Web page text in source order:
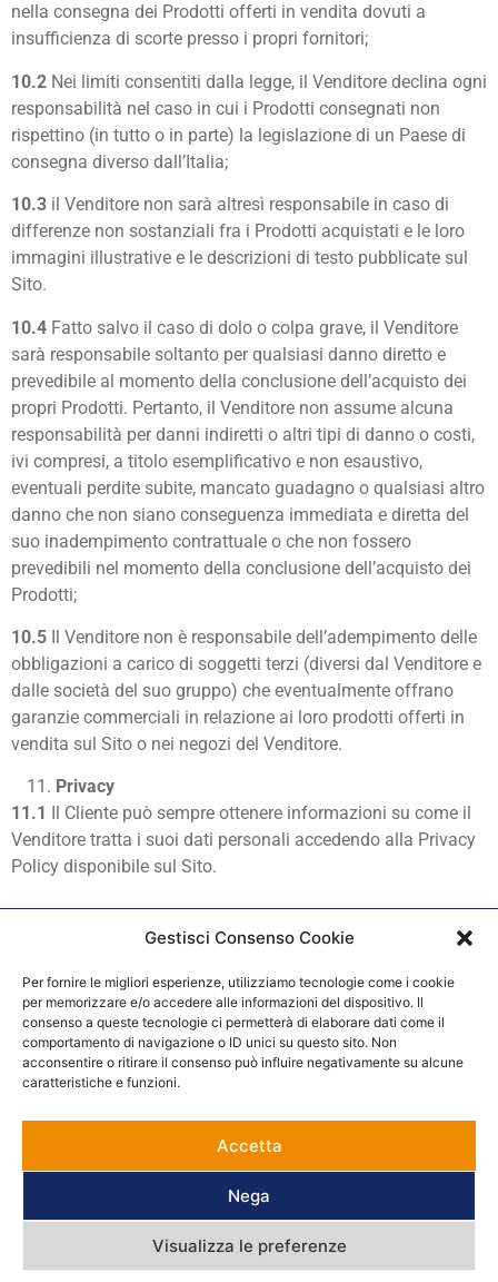
Gestisci Consenso Cookie
Per fornire le migliori esperienze, utilizziamo tecnologie come i cookie
per memorizzare e/o accedere alle informazioni del dispositivo. Il
consenso a queste tecnologie ci permetterà di elaborare dati come il
comportamento di navigazione o ID unici su questo sito. Non
acconsentire o ritirare il consenso può influire negativamente su alcune
caratteristiche e funzioni.
Accetta
Nega
Visualizza le preferenze
nella consegna dei Prodotti offerti in vendita dovuti a
insufficienza di scorte presso i propri fornitori;
10.2 Nei limiti consentiti dalla legge, il Venditore declina ogni
responsabilità nel caso in cui i Prodotti consegnati non
rispettino (in tutto o in parte) la legislazione di un Paese di
consegna diverso dall’Italia;
10.3 il Venditore non sarà altresì responsabile in caso di
differenze non sostanziali fra i Prodotti acquistati e le loro
immagini illustrative e le descrizioni di testo pubblicate sul
Sito.
10.4 Fatto salvo il caso di dolo o colpa grave, il Venditore
sarà responsabile soltanto per qualsiasi danno diretto e
prevedibile al momento della conclusione dell’acquisto dei
propri Prodotti. Pertanto, il Venditore non assume alcuna
responsabilità per danni indiretti o altri tipi di danno o costi,
ivi compresi, a titolo esemplificativo e non esaustivo,
eventuali perdite subite, mancato guadagno o qualsiasi altro
danno che non siano conseguenza immediata e diretta del
suo inadempimento contrattuale o che non fossero
prevedibili nel momento della conclusione dell’acquisto dei
Prodotti;
10.5 Il Venditore non è responsabile dell’adempimento delle
obbligazioni a carico di soggetti terzi (diversi dal Venditore e
dalle società del suo gruppo) che eventualmente offrano
garanzie commerciali in relazione ai loro prodotti offerti in
vendita sul Sito o nei negozi del Venditore.
Privacy
11.1
Il Cliente può sempre ottenere informazioni su come il
Venditore tratta i suoi dati personali accedendo alla Privacy
Policy disponibile sul Sito.
HOME CHI SIAMO CONTATTACI CONDIZIONI GENERALI DI VENDITA
Loc. Pastino 67, Diecimo (LU) – Via della Canovetta 341, Lucca
P.I. 01798100465
Privacy e Cookie Policy